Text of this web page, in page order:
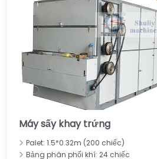
Máy sấy khay trứng
Palet: 1.5*0.32m (200 chiếc)
Bảng phân phối khí: 24 chiếc